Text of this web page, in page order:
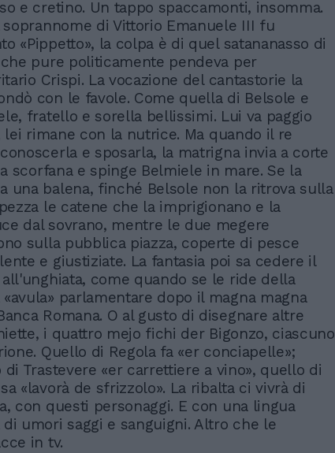
e cretino. Un tappo spaccamonti, insomma.
soprannome di Vittorio Emanuele III fu
«Pippetto», la colpa è di quel satananasso di
che pure politicamente pendeva per
Crispi. La vocazione del cantastorie la
con le favole. Come quella di Belsole e
fratello e sorella bellissimi. Lui va paggio
lei rimane con la nutrice. Ma quando il re
e sposarla, la matrigna invia a corte
scorfana e spinge Belmiele in mare. Se la
una balena, finché Belsole non la ritrova sulla
le catene che la imprigionano e la
dal sovrano, mentre le due megere
sulla pubblica piazza, coperte di pesce
e giustiziate. La fantasia poi sa cedere il
all'unghiata, come quando se le ride della
«avula» parlamentare dopo il magna magna
Romana. O al gusto di disegnare altre
i quattro mejo fichi der Bigonzo, ciascuno
Quello di Regola fa «er conciapelle»;
di Trastevere «er carrettiere a vino», quello di
«lavorà de sfrizzolo». La ribalta ci vivrà di
con questi personaggi. E con una lingua
di umori saggi e sanguigni. Altro che le
in tv.